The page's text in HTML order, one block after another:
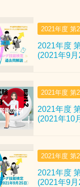
2021年度 第
2021年度
(2021年9
2021年度 第
2021年度
(2021年10
2021年度 第
2021年度
(2021年9